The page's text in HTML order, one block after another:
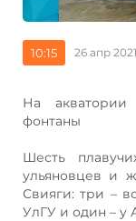
10:15 26 апр 2021
На акватории
фонтаны
Шесть
ульяновцев и
Свияги: три –
УлГУ и один – у